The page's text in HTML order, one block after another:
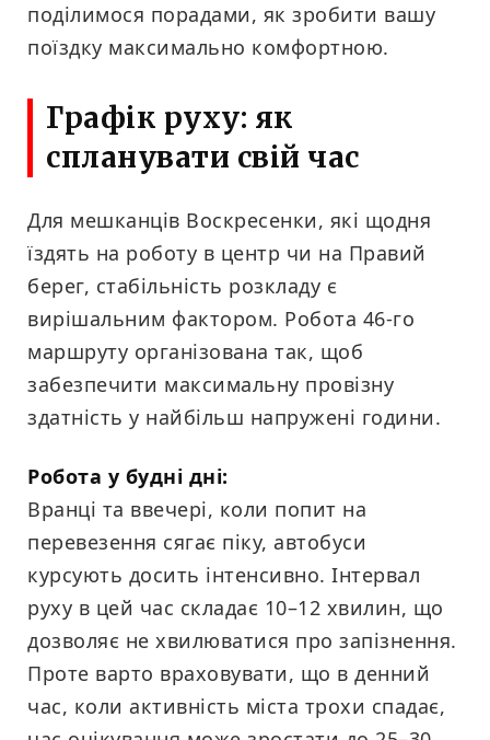
поділимося порадами, як зробити вашу
поїздку максимально комфортною.
Графік руху: як
спланувати свій час
Для мешканців Воскресенки, які щодня
їздять на роботу в центр чи на Правий
берег, стабільність розкладу є
вирішальним фактором. Робота 46-го
маршруту організована так, щоб
забезпечити максимальну провізну
здатність у найбільш напружені години.
Робота у будні дні:
Вранці та ввечері, коли попит на
перевезення сягає піку, автобуси
курсують досить інтенсивно. Інтервал
руху в цей час складає 10–12 хвилин, що
дозволяє не хвилюватися про запізнення.
Проте варто враховувати, що в денний
час, коли активність міста трохи спадає,